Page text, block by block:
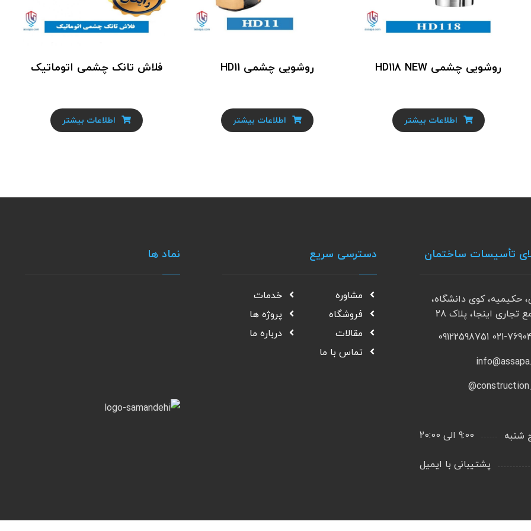
روشویی چشمی HD118 NEW
اطلاعات بیشتر
روشویی چشمی HD11
اطلاعات بیشتر
فلاش تانک چشمی اتوماتیک
اطلاعات بیشتر
تأسیسات ساختمان
حکیمیه، کوی دانشگاه،
تجاری اینجا، پلاک 28
021-76904804
شنبه 9:00 الی 20:00
پشتیبانی با ایمیل
دسترسی سریع
مشاوره
خدمات
فروشگاه
پروژه ها
مقالات
درباره ما
تماس با ما
نماد ها